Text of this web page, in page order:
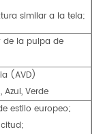
similar a la tela;
de la pulpa de
(AVD)
Verde
estilo europeo;